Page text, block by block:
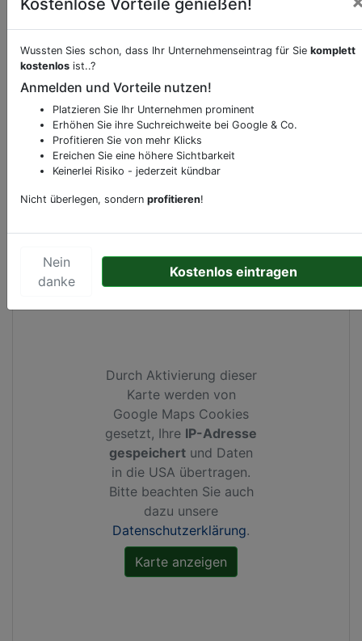
Beschreibung & Services vonSupermarkt
Sie möchten eine Beschreibung, Dienstleistung
oder andere relevante Informationen hinzufügen?
Klicken Sie bittehierum uns zu kontaktieren.
Gerne erweitern wir Ihren Firmeneintrag um
Sonderangebote odere besondere Services, die
Ihren Wettbewerbern abheben.
Kartenansicht Hof van Spaland 1 inSchiedam
Durch Aktivierung dieser
Karte werden von
Google Maps Cookies
gesetzt, Ihre IP-Adresse
gespeichert und Daten
in die USA übertragen.
Bitte beachten Sie auch
dazu unsere
Datenschutzerklärung.
Kostenlose Vorteile genießen!
Wussten Sies schon, dass Ihr Unternehmenseintrag für Sie komplett
kostenlos ist..?
Anmelden und Vorteile nutzen!
Platzieren Sie Ihr Unternehmen prominent
Erhöhen Sie ihre Suchreichweite bei Google & Co.
Profitieren Sie von mehr Klicks
Ereichen Sie eine höhere Sichtbarkeit
Keinerlei Risiko - jederzeit kündbar
Nicht überlegen, sondern profitieren!
Nein
danke
Kostenlos eintragen